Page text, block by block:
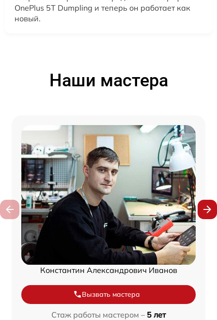
OnePlus 5T Dumpling и теперь он работает как
новый.
Наши мастера
Константин Александрович Иванов
Вызвать мастера
Стаж работы мастером – 5 лет